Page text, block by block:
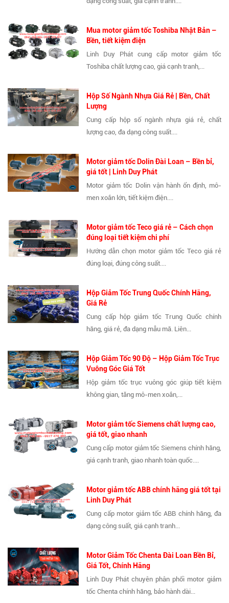
Mua motor giảm tốc Toshiba Nhật Bản –
Bền, tiết kiệm điện
Linh Duy Phát cung cấp motor giảm tốc
Toshiba chất lượng cao, giá cạnh tranh,...
Hộp Số Ngành Nhựa Giá Rẻ | Bền, Chất
Lượng
Cung cấp hộp số ngành nhựa giá rẻ, chất
lượng cao, đa dạng công suất....
Motor giảm tốc Dolin Đài Loan – Bền bỉ,
giá tốt | Linh Duy Phát
Motor giảm tốc Dolin vận hành ổn định, mô-
men xoắn lớn, tiết kiệm điện....
Motor giảm tốc Teco giá rẻ – Cách chọn
đúng loại tiết kiệm chi phí
Hướng dẫn chọn motor giảm tốc Teco giá rẻ
đúng loại, đúng công suất....
Hộp Giảm Tốc Trung Quốc Chính Hãng,
Giá Rẻ
Cung cấp hộp giảm tốc Trung Quốc chính
hãng, giá rẻ, đa dạng mẫu mã. Liên...
Hộp Giảm Tốc 90 Độ – Hộp Giảm Tốc Trục
Vuông Góc Giá Tốt
Hộp giảm tốc trục vuông góc giúp tiết kiệm
không gian, tăng mô-men xoắn,...
Motor giảm tốc Siemens chất lượng cao,
giá tốt, giao nhanh
Cung cấp motor giảm tốc Siemens chính hãng,
giá cạnh tranh, giao nhanh toàn quốc....
Motor giảm tốc ABB chính hãng giá tốt tại
Linh Duy Phát
Cung cấp motor giảm tốc ABB chính hãng, đa
dạng công suất, giá cạnh tranh...
Motor Giảm Tốc Chenta Đài Loan Bền Bỉ,
Giá Tốt, Chính Hãng
Linh Duy Phát chuyên phân phối motor giảm
tốc Chenta chính hãng, bảo hành dài...